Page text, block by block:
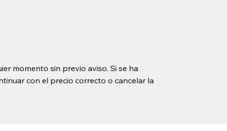
momento sin previo aviso. Si se ha
con el precio correcto o cancelar la